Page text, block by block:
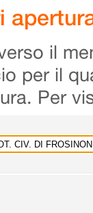
il
per il
Per